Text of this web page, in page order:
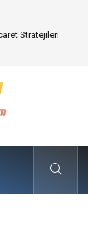
Performans